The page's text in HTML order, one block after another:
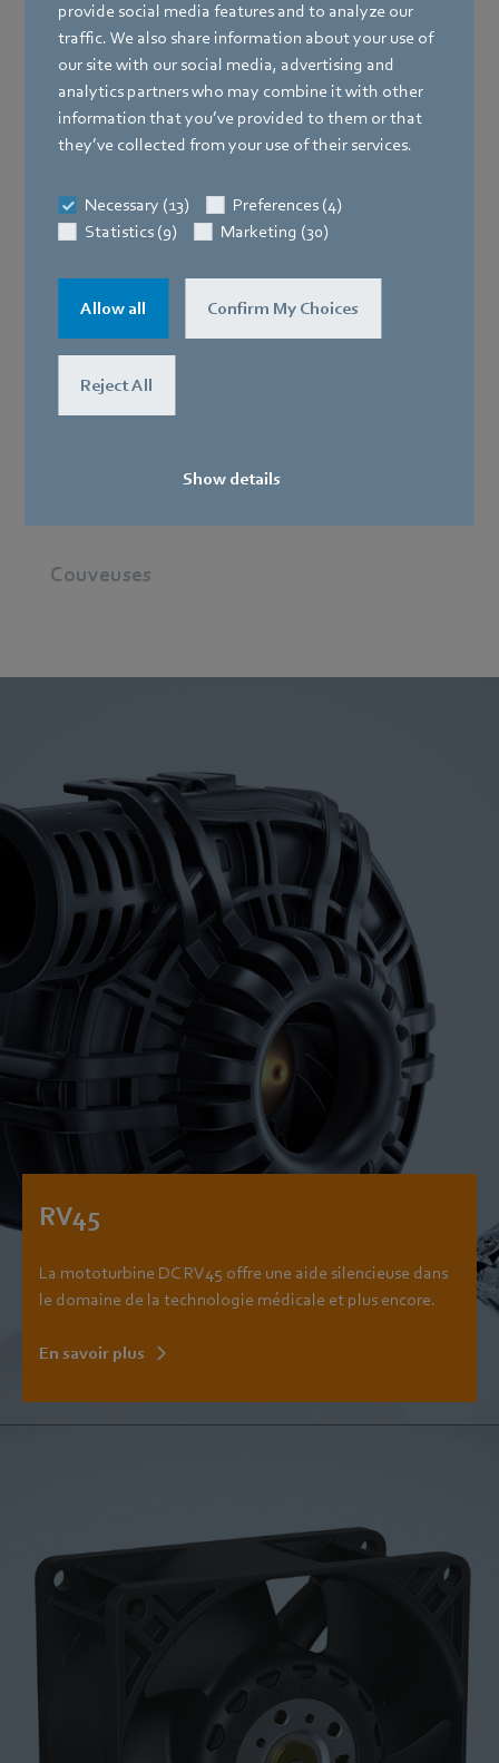
provide social media features and to analyze our
traffic. We also share information about your use of
our site with our social media, advertising and
analytics partners who may combine it with other
information that you’ve provided to them or that
they’ve collected from your use of their services.
Necessary (13)
Preferences (4)
Statistics (9)
Marketing (30)
Allow all Confirm My Choices
Reject All
Show details
constante.
Des ventilateurs centrifuges durables et sans
maintenance aux excellentes propriétés de régulation,
conçus de manière parfaitement aérodynamique pour
diverses.
, ebm‑papst fournit depuis des années
applications. Grâce à nous, vous pouvez dormir sur vos
Systèmes d'imagerie médicale
Couveuses
RV45
La mototurbine DC RV45 offre une aide silencieuse dans
le domaine de la technologie médicale et plus encore.
En savoir plus